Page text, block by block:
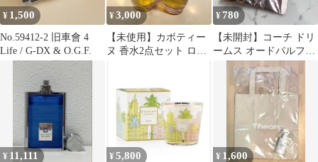
¥ 1,500
No.59412-2 旧車會 4
Life / G-DX & O.G.F.
¥3,000
【未使用】カボティー
ヌ 香水2点セット ロー
¥ 780
【未開封】コーチ ドリ
ームス オードパルファ
¥ 11,111 ¥ 5,800 ¥ 1,600